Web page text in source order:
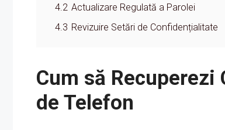
4.2 Actualizare Regulată a Parolei
4.3 Revizuire Setări de Confidențialitate
Cum să Recuperezi
de Telefon